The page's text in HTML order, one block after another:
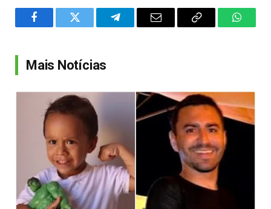
FacebookTwitter TelegramEmail
Copy
Mais Notícias